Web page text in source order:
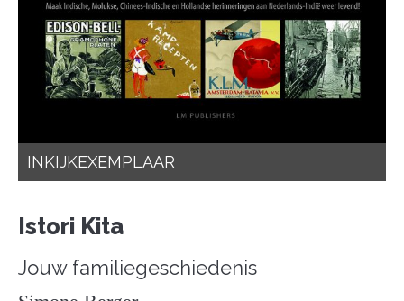
INKIJKEXEMPLAAR
Istori Kita
Jouw familiegeschiedenis